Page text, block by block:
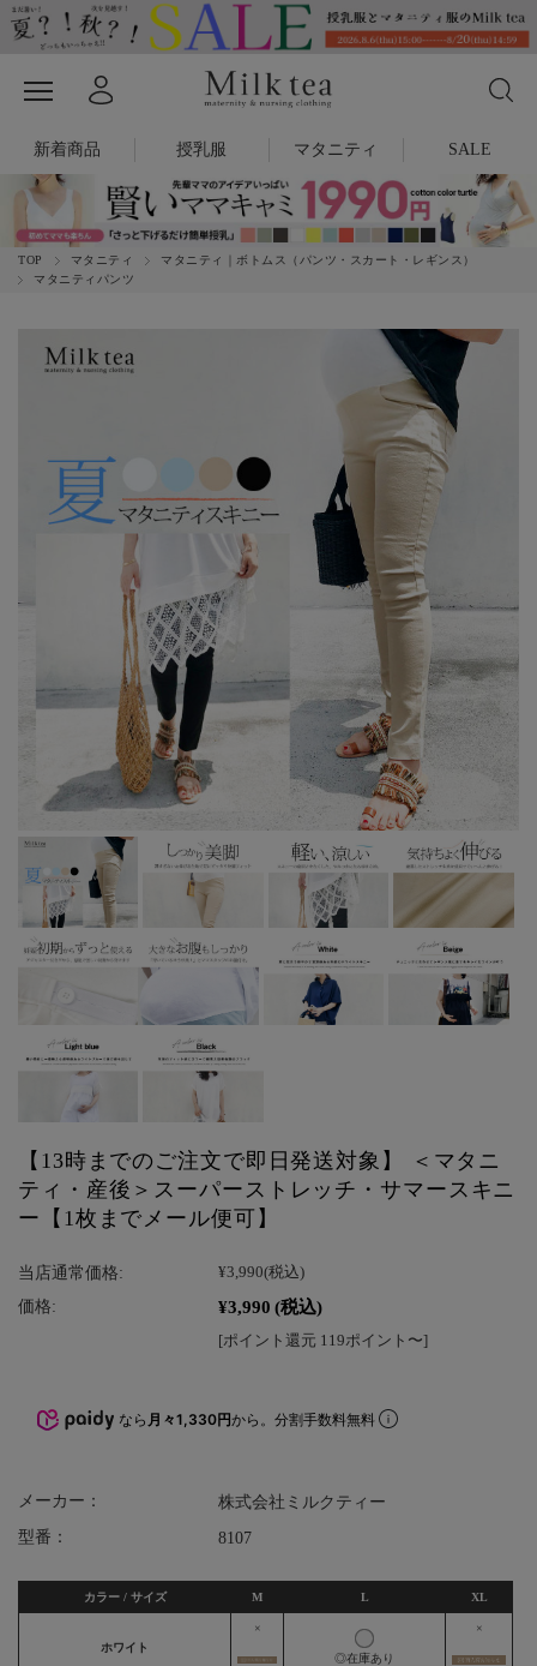
新着商品 授乳服 マタニティ SALE
TOP マタニティ
マタニティ｜ボトムス（パンツ・スカート・レギンス）
マタニティパンツ
【13時までのご注文で即日発送対象】 ＜マタニ
ティ・産後＞スーパーストレッチ・サマースキニ
ー【1枚までメール便可】
当店通常価格: ¥3,990(税込)
価格: ¥3,990 (税込)
[ポイント還元 119ポイント〜]
なら 月々1,330円から。分割手数料無料
メーカー：
株式会社ミルクティー
型番：
8107
カラー / サイズ M L XL
ホワイト
×
◎在庫あり
×